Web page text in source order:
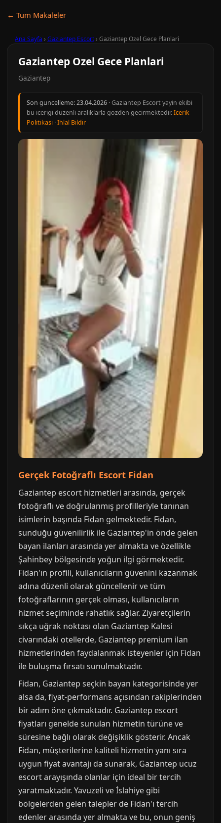
← Tum Makaleler
Ana Sayfa › Gaziantep Escort› Gaziantep Ozel Gece Planlari
Gaziantep Ozel Gece Planlari
Gaziantep
Son guncelleme:23.04.2026 · Gaziantep Escort yayin ekibi
bu icerigi duzenli araliklarla gozden gecirmektedir.Icerik
Politikasi ·Ihlal Bildir
Gerçek Fotoğraflı Escort Fidan
Gaziantep escort hizmetleri arasında, gerçek
fotoğraflı ve doğrulanmış profilleriyle tanınan
isimlerin başında Fidan gelmektedir. Fidan,
sunduğu güvenilirlik ile Gaziantep'in önde gelen
bayan ilanları arasında yer almakta ve özellikle
Şahinbey bölgesinde yoğun ilgi görmektedir.
Fidan'ın profili, kullanıcıların güvenini kazanmak
adına düzenli olarak güncellenir ve tüm
fotoğraflarının gerçek olması, kullanıcıların
hizmet seçiminde rahatlık sağlar. Ziyaretçilerin
sıkça uğrak noktası olan Gaziantep Kalesi
civarındaki otellerde, Gaziantep premium ilan
hizmetlerinden faydalanmak isteyenler için Fidan
ile buluşma fırsatı sunulmaktadır.
Fidan, Gaziantep seçkin bayan kategorisinde yer
alsa da, fiyat-performans açısından rakiplerinden
bir adım öne çıkmaktadır. Gaziantep escort
fiyatları genelde sunulan hizmetin türüne ve
süresine bağlı olarak değişiklik gösterir. Ancak
Fidan, müşterilerine kaliteli hizmetin yanı sıra
uygun fiyat avantajı da sunarak, Gaziantep ucuz
escort arayışında olanlar için ideal bir tercih
yaratmaktadır. Yavuzeli ve İslahiye gibi
bölgelerden gelen talepler de Fidan'ı tercih
edenler arasında yer almakta ve bu, onun geniş